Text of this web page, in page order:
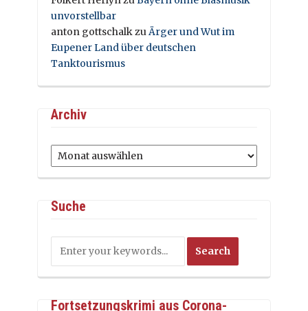
unvorstellbar
anton gottschalkzuÄrger und Wut im
Eupener Land über deutschen
Tanktourismus
Archiv
Archiv
Suche
Fortsetzungskrimi aus Corona-